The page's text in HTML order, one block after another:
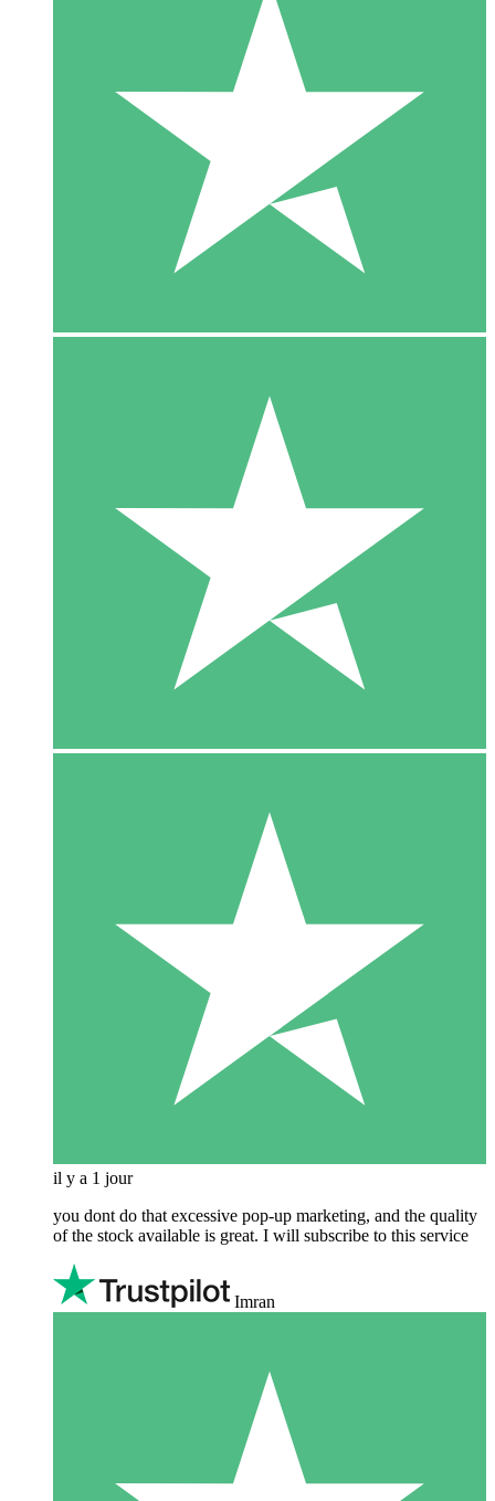
il y a 1 jour
you dont do that excessive pop-up marketing, and the quality
of the stock available is great. I will subscribe to this service
Imran